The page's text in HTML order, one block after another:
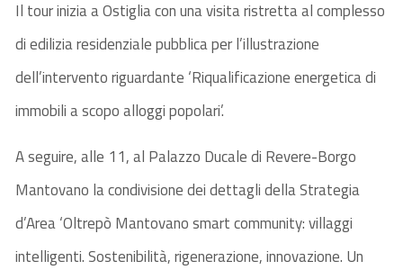
Il tour inizia a Ostiglia con una visita ristretta al complesso
di edilizia residenziale pubblica per l’illustrazione
dell’intervento riguardante ‘Riqualificazione energetica di
immobili a scopo alloggi popolari’.
A seguire, alle 11, al Palazzo Ducale di Revere-Borgo
Mantovano la condivisione dei dettagli della Strategia
d’Area ‘Oltrepò Mantovano smart community: villaggi
intelligenti. Sostenibilità, rigenerazione, innovazione. Un